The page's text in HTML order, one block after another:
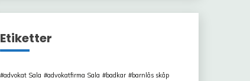
Etiketter
advokat Sala advokatfirma Sala badkar
barnlås skåp